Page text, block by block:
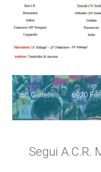
50 Cartelle 6920
Segui A.C.R.